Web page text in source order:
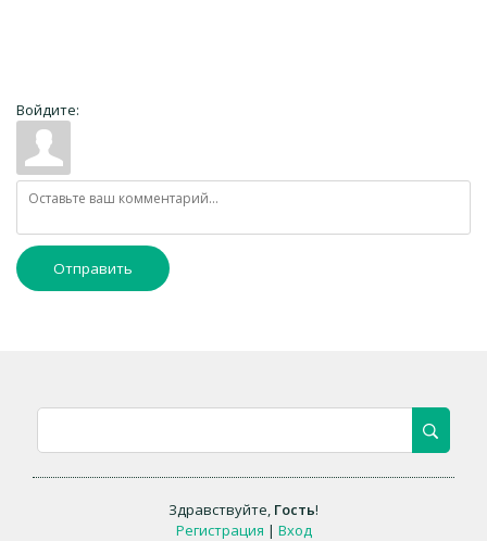
Войдите:
Отправить
Здравствуйте, Гость!
Регистрация | Вход